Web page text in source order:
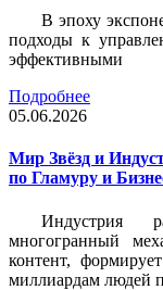
В эпоху
подходы к
эффективными
Подробнее
05.06.2026
Мир Звёзд и
по Гламуру и
Индустрия
многогранный
контент,
миллиардам людей